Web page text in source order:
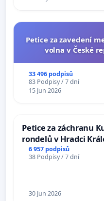
Petice za zavedení
volna v České
33 496 podpisů
83 Podpisy / 7 dní
15 Jun 2026
Petice za záchranu
rondelů v Hradci
6 957 podpisů
38 Podpisy / 7 dní
30 Jun 2026